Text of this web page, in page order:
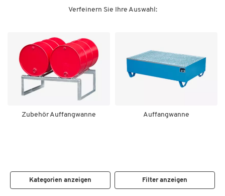
Verfeinern Sie Ihre Auswahl:
Zubehör Auffangwanne Auffangwanne
Kategorien anzeigen Filter anzeigen